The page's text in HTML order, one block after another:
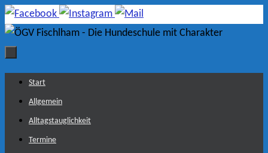
Zum
Inhalt
Zum
Inhalt
springen
Start
Allgemein
Alltagstauglichkeit
Termine